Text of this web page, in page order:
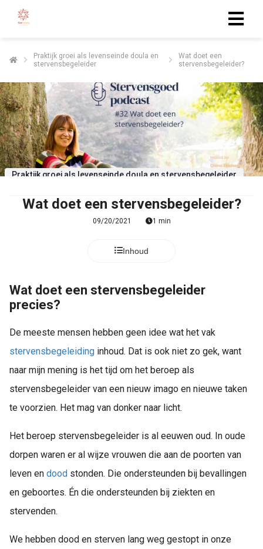
Praktijk groei als levenseinde doula en
stervensbegeleider
Wat doet een
stervensbegeleider?
Praktijk groei als levenseinde doula en stervensbegeleider
Wat doet een stervensbegeleider?
09/20/2021 1 min
Inhoud
Wat doet een stervensbegeleider
precies?
De meeste mensen hebben geen idee wat het vak
stervensbegeleiding inhoud. Dat is ook niet zo gek, want
naar mijn mening is het tijd om het beroep als
stervensbegeleider van een nieuw imago en nieuwe taken
te voorzien. Het mag van donker naar licht.
Het beroep stervensbegeleider is al eeuwen oud. In oude
dorpen waren er al wijze vrouwen die aan de poorten van
leven en dood stonden. Die ondersteunden bij bevallingen
en geboortes. Én die ondersteunden bij ziekten en
stervenden.
We hebben dood en sterven lang weg gestopt in onze